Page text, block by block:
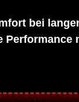
bei